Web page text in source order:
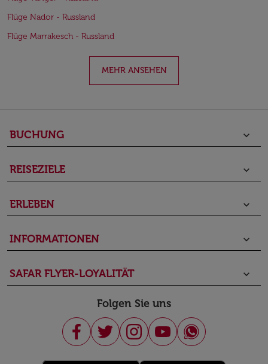
Flüge Nador - Russland
Flüge Marrakesch - Russland
MEHR ANSEHEN
BUCHUNG keyboard_arrow_down
REISEZIELE keyboard_arrow_down
ERLEBEN keyboard_arrow_down
INFORMATIONEN keyboard_arrow_down
SAFAR FLYER-LOYALITÄT keyboard_arrow_down
Folgen Sie uns